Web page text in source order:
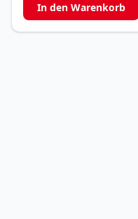
In den Warenkorb